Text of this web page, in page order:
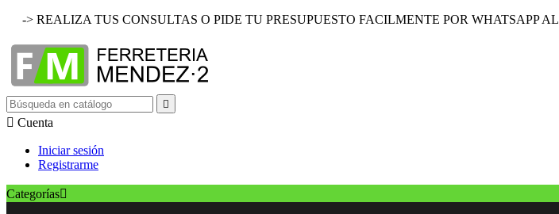
-> REALIZA TUS CONSULTAS O PIDE TU PRESUPUESTO FACILMENTE POR WHATSAPP AL

 Cuenta
Iniciar sesión
Registrarme
Categorías